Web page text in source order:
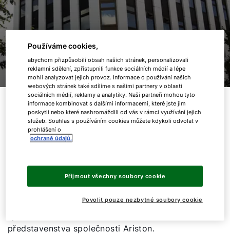
Společnosti CENTROTEC a Ariston Holding
podepsaly závaznou dohodu, podle níž se
společnost CENTROTEC Climate Systems se
svými úspěšnými značkami Wolf, Brink, Pro-Klima
Společnost CENTROTEC se stane významným
akcionářem společnosti Ariston a po dokončení
předsedu dozorčí rady a hlavního akcionáře
představenstva společnosti Ariston.
Používáme cookies,
abychom přizpůsobili obsah našich stránek, personalizovali
reklamní sdělení, zpřístupnili funkce sociálních médií a lépe
mohli analyzovat jejich provoz. Informace o používání našich
webových stránek také sdílíme s našimi partnery v oblasti
sociálních médií, reklamy a analytiky. Naši partneři mohou tyto
informace kombinovat s dalšími informacemi, které jste jim
poskytli nebo které nashromáždili od vás v rámci využívání jejich
služeb. Souhlas s používáním cookies můžete kdykoli odvolat v
prohlášení o
ochraně údajů.
Povolit pouze nezbytné soubory cookie
Přijmout všechny soubory cookie